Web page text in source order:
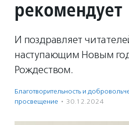
рекомендует
И поздравляет
наступающим Новым
Рождеством.
Благотвори­тель­ность и
просвещение · 30.12.2024